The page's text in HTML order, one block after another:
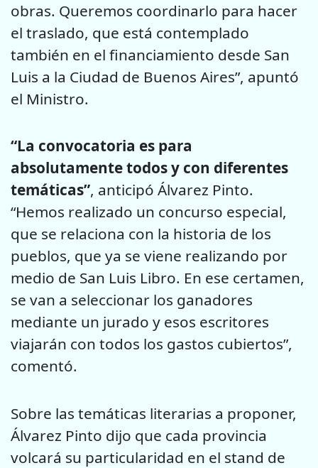
obras. Queremos coordinarlo para hacer
el traslado, que está contemplado
también en el financiamiento desde San
Luis a la Ciudad de Buenos Aires”, apuntó
el Ministro.
“La convocatoria es para
absolutamente todos y con diferentes
temáticas”, anticipó Álvarez Pinto.
“Hemos realizado un concurso especial,
que se relaciona con la historia de los
pueblos, que ya se viene realizando por
medio de San Luis Libro. En ese certamen,
se van a seleccionar los ganadores
mediante un jurado y esos escritores
viajarán con todos los gastos cubiertos”,
comentó.
Sobre las temáticas literarias a proponer,
Álvarez Pinto dijo que cada provincia
volcará su particularidad en el stand de